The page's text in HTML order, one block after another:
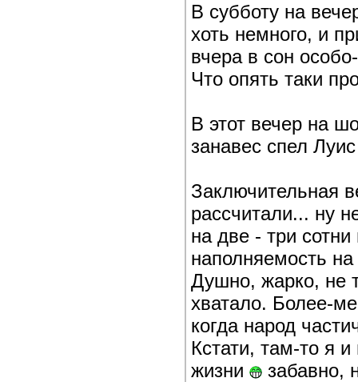
В субботу на
хоть немного, и
вчера в сон
Что опять таки
В этот вечер на
занавес спел
Заключительная
рассчитали... ну
на две - три
наполняемость
Душно, жарко, не
хватало. Более-
когда народ
Кстати, там-то я
жизни
забавно,